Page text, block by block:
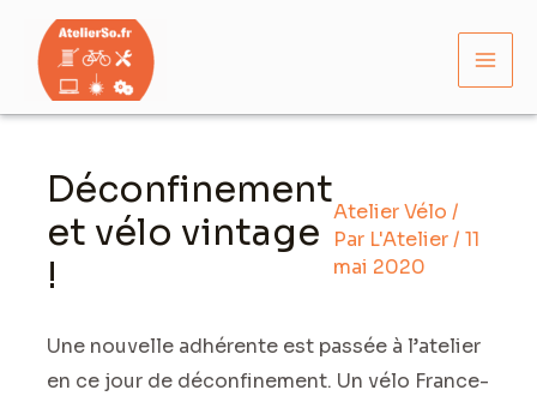
contenu
Déconfinement
et vélo vintage
!
Atelier Vélo /
Par L'Atelier/ 11
mai 2020
Une nouvelle adhérente est passée à l’atelier
en ce jour de déconfinement. Un vélo France-
Navigation
articles